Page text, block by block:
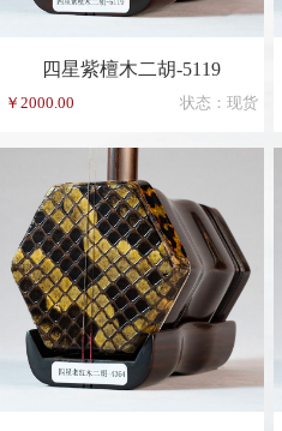
四星紫檀木二胡-5119
￥2000.00 状态：现货